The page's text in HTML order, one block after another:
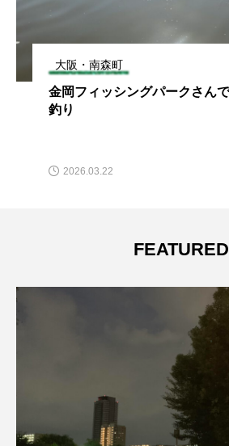
ッシングパークさんでニジマス
FEATURED